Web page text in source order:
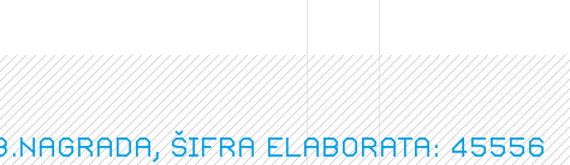
šifra elaborata: 45556